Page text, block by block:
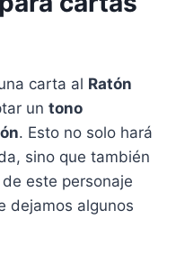
carta al Ratón
un tono
. Esto no solo hará
sino que también
este personaje
dejamos algunos